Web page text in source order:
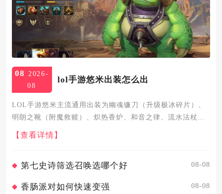
08
2026-
08
lol手游悠米出装怎么出
LOL手游悠米主流通用出装为幽魂镰刀（升级极冰碎片）、
明朗之靴（附魔救赎）、炽热香炉、和音之律、流水法杖、
冰晶节杖，搭配艾黎、法力流系带、忠诚、猎人天才符文，
召唤师技能携带治疗加虚弱，这套出装兼顾对线续航、队友
【查看详情】
第七史诗筛选召唤选哪个好 08-08
香肠派对如何快速变强 08-08